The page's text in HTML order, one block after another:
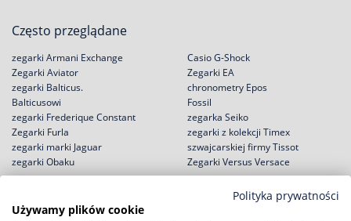
Często przeglądane
zegarki Armani Exchange
Zegarki Aviator
zegarki Balticus.
Balticusowi
Casio G-Shock
Zegarki EA
chronometry Epos
Fossil
zegarki Frederique Constant
Zegarki Furla
zegarki marki Jaguar
zegarki Obaku
zegarka Seiko
zegarki z kolekcji Timex
szwajcarskiej firmy Tissot
Zegarki Versus Versace
Polityka prywatności
Używamy plików cookie